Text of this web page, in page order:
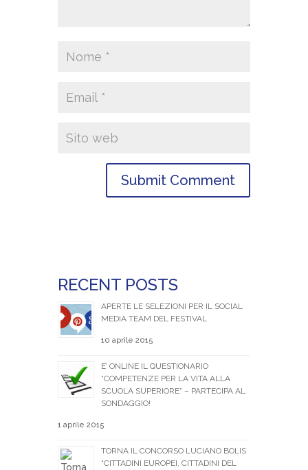
RECENT POSTS
APERTE LE SELEZIONI PER IL SOCIAL
MEDIA TEAM DEL FESTIVAL
10 aprile 2015
E’ ONLINE IL QUESTIONARIO
“COMPETENZE PER LA VITA ALLA
SCUOLA SUPERIORE” – PARTECIPA AL
SONDAGGIO!
1 aprile 2015
TORNA IL CONCORSO LUCIANO BOLIS
“CITTADINI EUROPEI, CITTADINI DEL